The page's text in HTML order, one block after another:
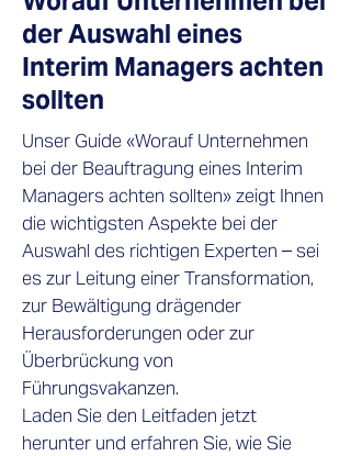
der Auswahl eines
Interim Managers achten
sollten
Unser Guide «Worauf Unternehmen
bei der Beauftragung eines Interim
Managers achten sollten» zeigt Ihnen
die wichtigsten Aspekte bei der
Auswahl des richtigen Experten – sei
es zur Leitung einer Transformation,
zur Bewältigung drägender
Herausforderungen oder zur
Überbrückung von
Führungsvakanzen.
Laden Sie den Leitfaden jetzt
herunter und erfahren Sie, wie Sie